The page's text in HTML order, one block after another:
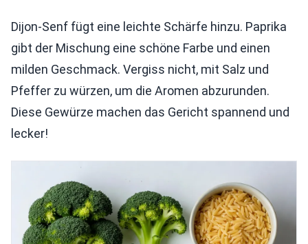
Dijon-Senf fügt eine leichte Schärfe hinzu. Paprika
gibt der Mischung eine schöne Farbe und einen
milden Geschmack. Vergiss nicht, mit Salz und
Pfeffer zu würzen, um die Aromen abzurunden.
Diese Gewürze machen das Gericht spannend und
lecker!